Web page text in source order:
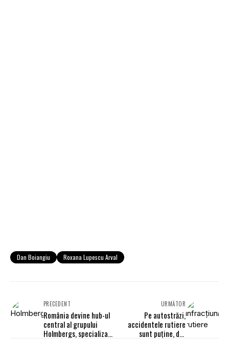
Dan Boiangiu Roxana Lupescu Arval
PRECEDENT
România devine hub-ul
central al grupului
Holmbergs, specializat
URMĂTOR
Pe autostrăzi,
accidentele rutiere
sunt puţine, dar